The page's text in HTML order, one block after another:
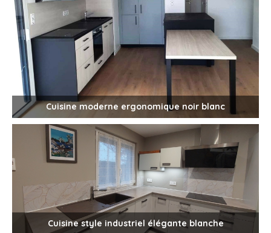
Cuisine moderne ergonomique noir blanc
Cuisine style industriel élégante blanche